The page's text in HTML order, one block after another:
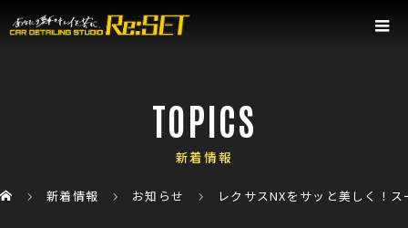
TOPICS
新着情報
新着情報 お知らせ レクサスNXをサッと美しく！